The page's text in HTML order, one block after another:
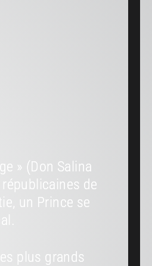
» (Don Salina
de
un Prince se
plus grands